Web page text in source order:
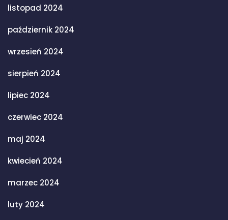
listopad 2024
październik 2024
wrzesień 2024
sierpień 2024
lipiec 2024
czerwiec 2024
maj 2024
kwiecień 2024
marzec 2024
luty 2024